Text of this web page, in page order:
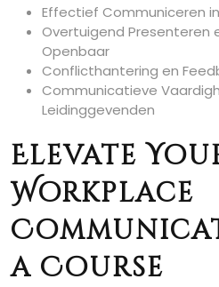
Effectief Communiceren
Overtuigend Presenteren
Openbaar
Conflicthantering en
Communicatieve
Leidinggevenden
Elevate
Workplace
a Course